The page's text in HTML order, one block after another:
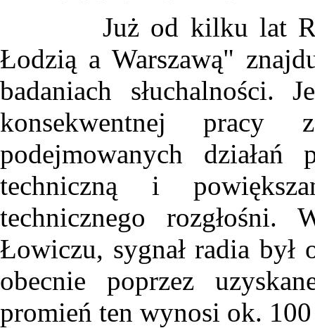
Już od kilku lat
Łodzią a Warszawą"
badaniach słuchalności.
konsekwentnej pracy
podejmowanych
techniczną i
technicznego
Łowiczu, sygnał radia
obecnie poprzez
promień ten wynosi ok.